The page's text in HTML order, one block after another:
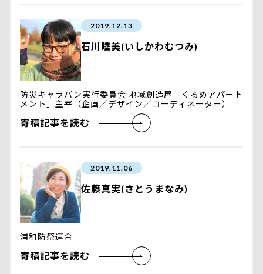
2019.12.13
石川睦美(いしかわむつみ)
防災キャラバン実行委員会 地域創造屋「くるめアパート
メント」主宰（企画／デザイン／コーディネーター）
寄稿記事を読む
2019.11.06
佐藤真実(さとうまなみ)
浦和防祭連合
寄稿記事を読む